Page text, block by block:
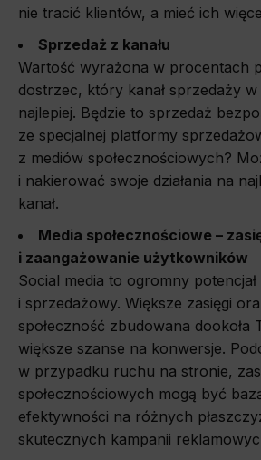
nie tracić klientów, a mieć ich
Sprzedaż z kanału
Wartość wyrażona w procentach
dostrzec, który kanał sprzedaży w
najlepiej. Będzie to sprzedaż
ze specjalnej platformy
z mediów społecznościowych?
i nakierować swoje działania na
kanał.
Media społecznościowe –
i zaangażowanie użytkowników
Social media to ogromny
i sprzedażowy. Większe zasięgi
społeczność zbudowana dookoła
większe szanse na konwersje.
w przypadku ruchu na stronie,
społecznościowych mogą być
efektywności na różnych
skutecznych kampanii